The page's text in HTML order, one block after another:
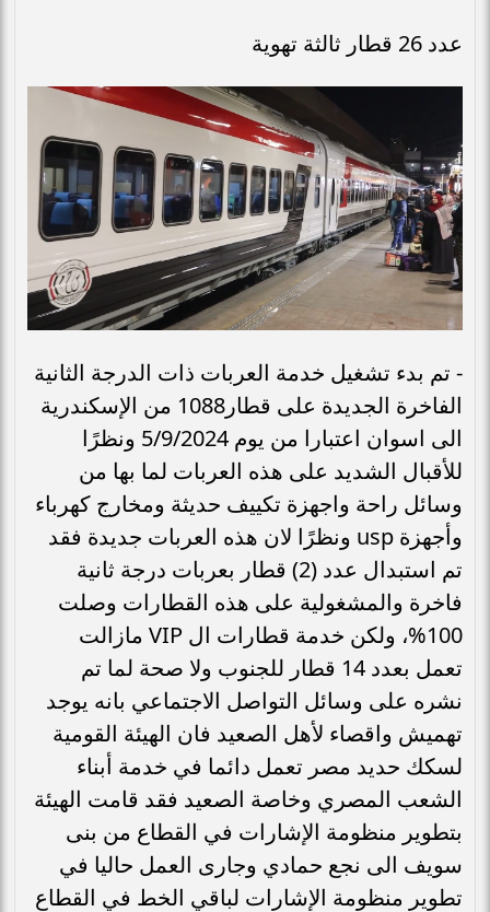
عدد 26 قطار ثالثة تهوية
- تم بدء تشغيل خدمة العربات ذات الدرجة الثانية
الفاخرة الجديدة على قطار1088 من الإسكندرية
الى اسوان اعتبارا من يوم 5/9/2024 ونظرًا
للأقبال الشديد على هذه العربات لما بها من
وسائل راحة واجهزة تكييف حديثة ومخارج كهرباء
وأجهزة usp ونظرًا لان هذه العربات جديدة فقد
تم استبدال عدد (2) قطار بعربات درجة ثانية
فاخرة والمشغولية على هذه القطارات وصلت
100%، ولكن خدمة قطارات ال VIP مازالت
تعمل بعدد 14 قطار للجنوب ولا صحة لما تم
نشره على وسائل التواصل الاجتماعي بانه يوجد
تهميش واقصاء لأهل الصعيد فان الهيئة القومية
لسكك حديد مصر تعمل دائما في خدمة أبناء
الشعب المصري وخاصة الصعيد فقد قامت الهيئة
بتطوير منظومة الإشارات في القطاع من بنى
سويف الى نجع حمادي وجارى العمل حاليا في
تطوير منظومة الإشارات لباقي الخط في القطاع